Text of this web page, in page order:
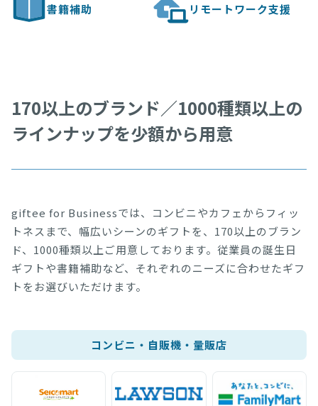
書籍補助 リモートワーク支援
170以上のブランド／1000種類以上の
ラインナップを少額から用意
giftee for Businessでは、コンビニやカフェからフィッ
トネスまで、幅広いシーンのギフトを、170以上のブラン
ド、1000種類以上ご用意しております。従業員の誕生日
ギフトや書籍補助など、それぞれのニーズに合わせたギフ
トをお選びいただけます。
コンビニ・自販機・量販店